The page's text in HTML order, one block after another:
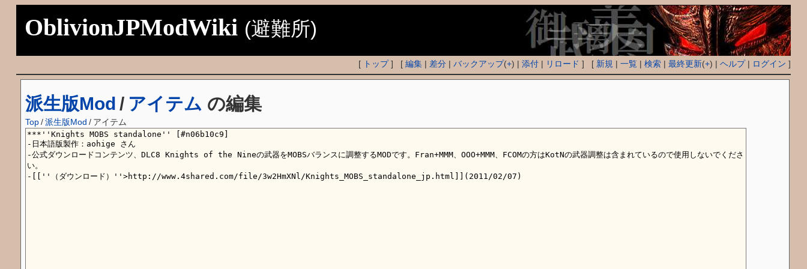
OblivionJPModWiki (避難所)
[ トップ] [編集 | 差分 |バックアップ(+) |添付 | リロード ] [ 新規 |一覧 |検索 |最終更新(+) |ヘルプ| ログイン ]
派生版Mod / アイテム の編集
Top/派生版Mod / アイテム